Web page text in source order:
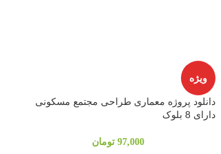
ویژه
دانلود پروژه معماری طراحی مجتمع مسکونی
دارای 8 بلوک
97,000 تومان